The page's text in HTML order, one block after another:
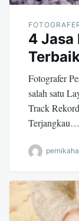
4 Jasa
Fotografer
salah satu
Track
Terjangkau…